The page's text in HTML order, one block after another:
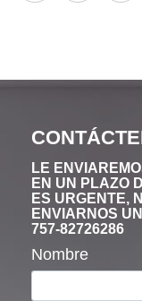
LE
EN UN PLAZO
ES URGENTE,
ENVIARNOS
757-82726286
Nombre